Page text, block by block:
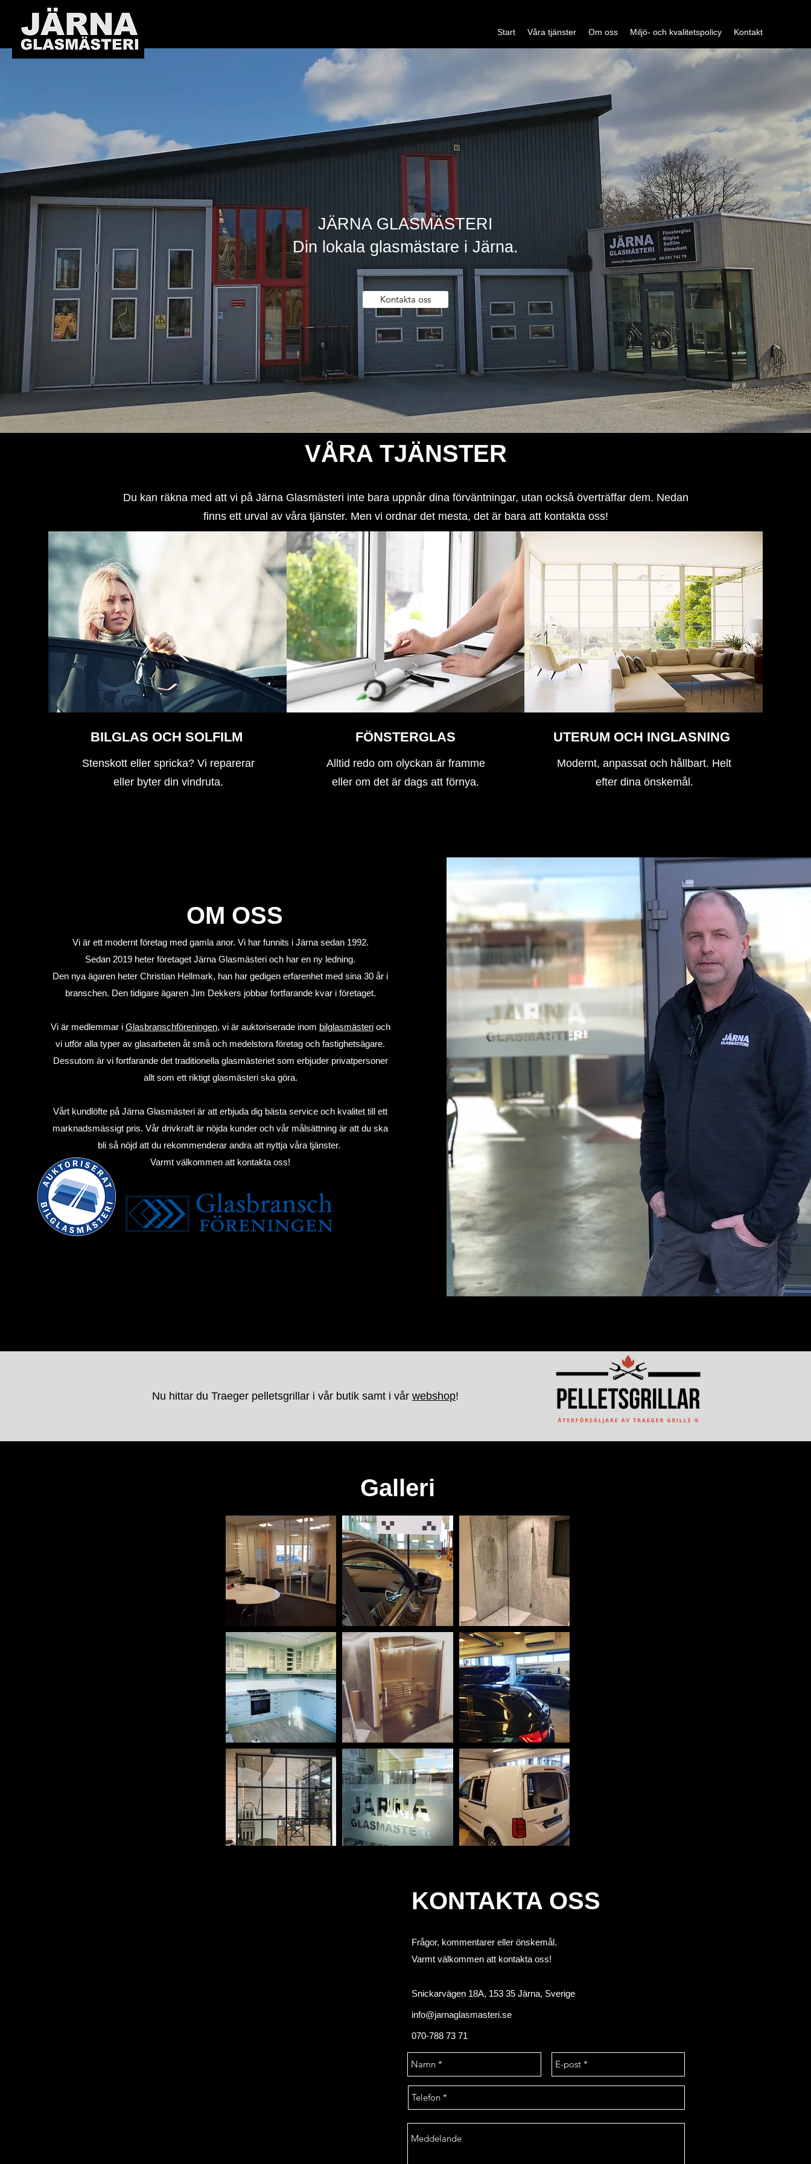
Start Våra tjänster Om oss Miljö- och kvalitetspolicy Kontakt
JÄRNA GLASMÄSTERI
Din lokala glasmästare i Järna.
Kontakta oss
VÅRA TJÄNSTER
Du kan räkna med att vi på Järna Glasmästeri inte bara uppnår dina förväntningar, utan också överträffar dem. Nedan
finns ett urval av våra tjänster. Men vi ordnar det mesta, det är bara att kontakta oss!
BILGLAS OCH SOLFILM
Stenskott eller spricka? Vi reparerar
eller byter din vindruta.
FÖNSTERGLAS
Alltid redo om olyckan är framme
eller om det är dags att förnya.
UTERUM OCH INGLASNING
Modernt, anpassat och hållbart. Helt
efter dina önskemål.
OM OSS
Vi är ett modernt företag med gamla anor. Vi har funnits i Järna sedan 1992.
Sedan 2019 heter företaget Järna Glasmästeri och har en ny ledning.
Den nya ägaren heter Christian Hellmark, han har gedigen erfarenhet med sina 30 år i
branschen. Den tidigare ägaren Jim Dekkers jobbar fortfarande kvar i företaget.
Vi är medlemmar i Glasbranschföreningen, vi är auktoriserade inom bilglasmästerioch
vi utför alla typer av glasarbeten åt små och medelstora företag och fastighetsägare.
Dessutom är vi fortfarande det traditionella glasmästeriet som erbjuder privatpersoner
allt som ett riktigt glasmästeri ska göra.
Vårt kundlöfte på Järna Glasmästeri är att erbjuda dig bästa service och kvalitet till ett
marknadsmässigt pris. Vår drivkraft är nöjda kunder och vår målsättning är att du ska
bli så nöjd att du rekommenderar andra att nyttja våra tjänster.
Varmt välkommen att kontakta oss!
Nu hittar du Traeger pelletsgrillar i vår butik samt i vår webshop!
Galleri
KONTAKTA OSS
Frågor, kommentarer eller önskemål.
Varmt välkommen att kontakta oss!
Snickarvägen 18A, 153 35 Järna, Sverige
info@jarnaglasmasteri.se
070-788 73 71